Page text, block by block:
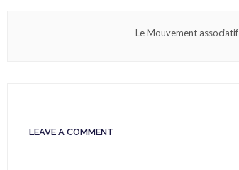
Le Mouvement associatif
LEAVE A COMMENT